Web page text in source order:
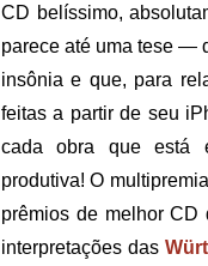
CD belíssimo,
parece até uma tese —
insônia e que, para
feitas a partir de seu
cada obra que está
produtiva! O
prêmios de melhor CD
interpretações das